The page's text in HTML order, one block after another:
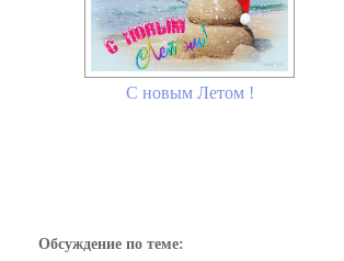
С новым Летом !
Обсуждение по теме: